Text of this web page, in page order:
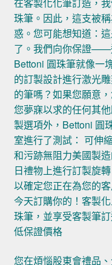
在客製化化筆訂造，
珠筆。因此，這支被
惑。您可能想知道：
了。我們向你保證——
Bettoni 圓珠筆就像一
的訂製設計進行激光
的筆嗎？如果您願意
您夢寐以求的任何其
製選項外，Bettoni 圓
室進行了測試： 可伸
和污跡無阻力美國製
日禮物上進行訂製旋
以確定您正在為您的
今天訂購你的！客製
珠筆，並享受客製筆
低保證價格
您在煩惱股東會禮品